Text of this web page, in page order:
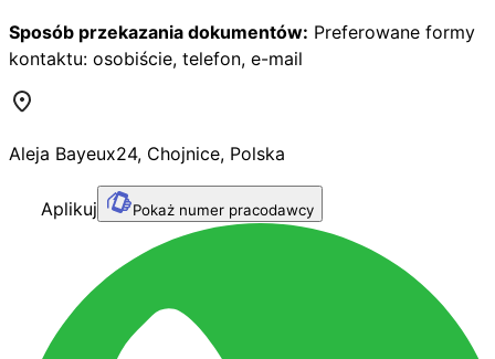
Sposób przekazania dokumentów: Preferowane formy
kontaktu: osobiście, telefon, e-mail
Aleja Bayeux24, Chojnice, Polska
Aplikuj Pokaż numer pracodawcy